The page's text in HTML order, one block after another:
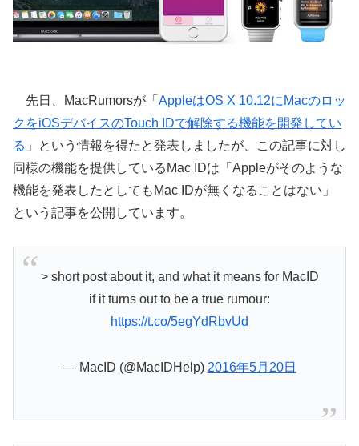
先日、MacRumorsが「 AppleはOS X 10.12にMacのロッ
クをiOSデバイスのTouch IDで解除する機能を開発してい
る 」という情報を得たと発表しましたが、この記事に対し
同様の機能を提供しているMac IDは「Appleがそのような
機能を発表したとしてもMac IDが無くなることはない」
という記事を公開しています。
> short post about it, and what it means for MacID
if it turns out to be a true rumour:
https://t.co/5egYdRbvUd
— MacID (@MacIDHelp) 2016年5月20日